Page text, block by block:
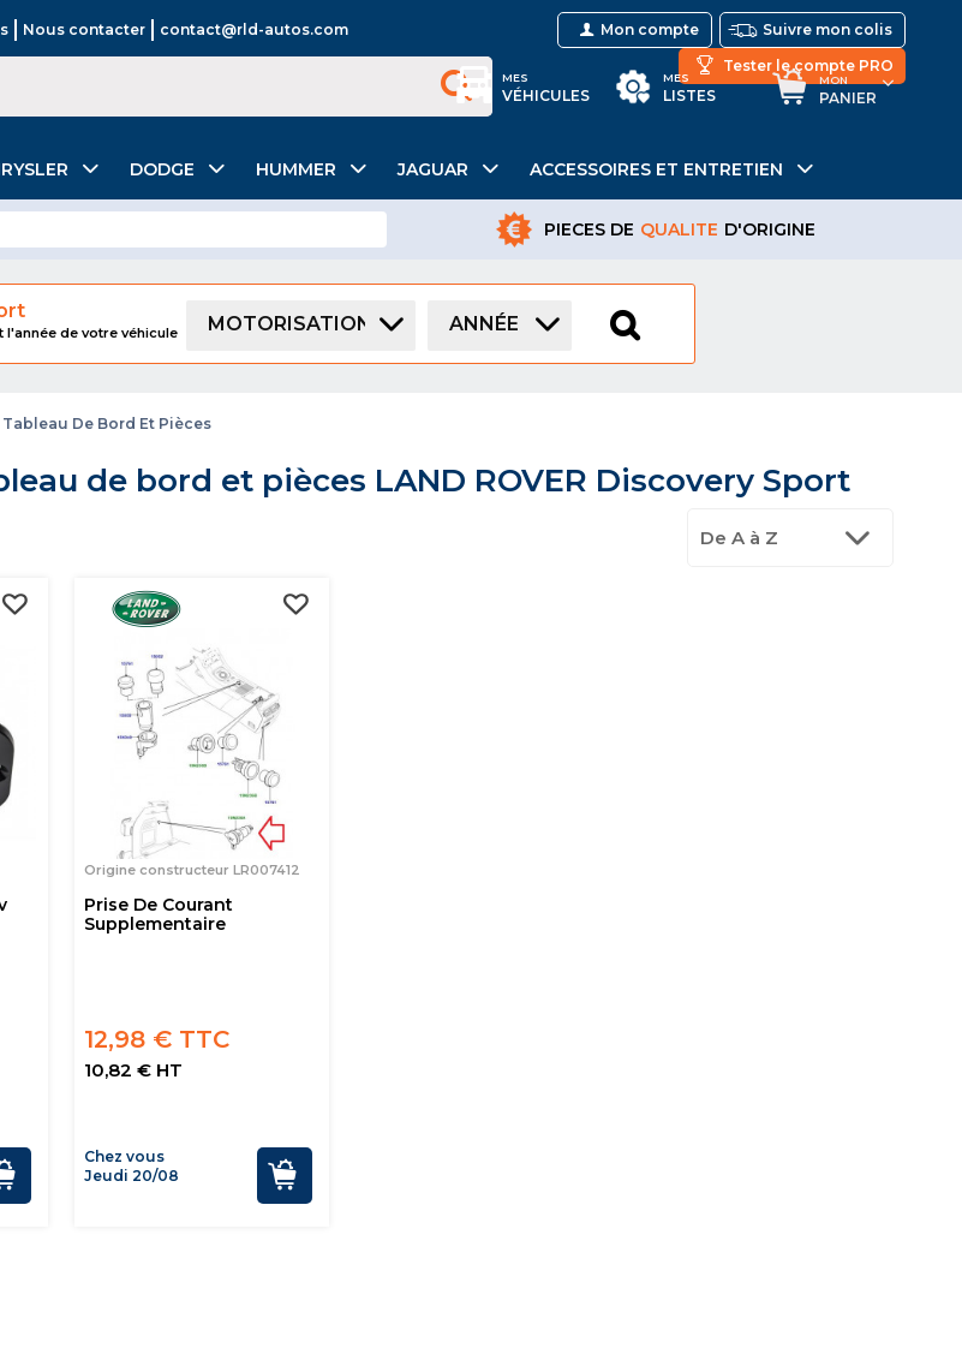
Nous contacter contact@rld-autos.com Suivre mon colis
Mon compte
Tester le compte PRO
MON
PANIER
MES
LISTES
MES
VÉHICULES
DODGE HUMMER JAGUAR ACCESSOIRES ET ENTRETIEN
PIECES DE QUALITE D'ORIGINE
de votre véhicule MOTORISATION ANNÉE
De Bord Et Pièces
de bord et pièces LAND ROVER Discovery Sport
De A à Z
Origine constructeur LR007412
Prise De Courant
Supplementaire
12,98 € TTC
10,82 € HT
Chez vous
Jeudi 20/08